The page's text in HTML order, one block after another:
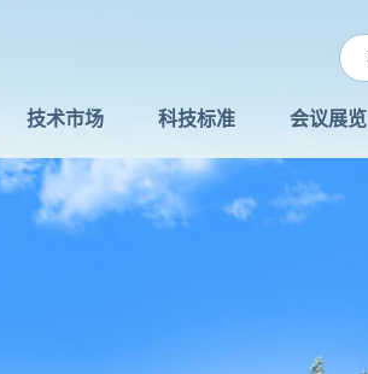
技术市场 科技标准 会议展览